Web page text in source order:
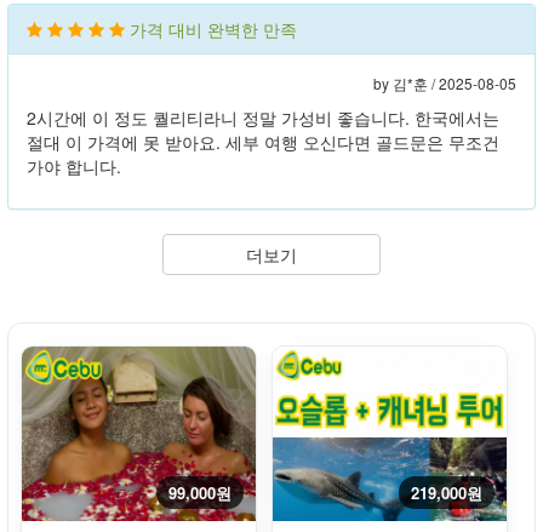
가격 대비 완벽한 만족
by 김*훈 /2025-08-05
2시간에 이 정도 퀄리티라니 정말 가성비 좋습니다. 한국에서는
절대 이 가격에 못 받아요. 세부 여행 오신다면 골드문은 무조건
가야 합니다.
더보기
99,000원 219,000원